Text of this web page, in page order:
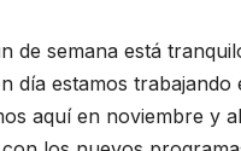
de semana está
día estamos
aquí en noviembre y